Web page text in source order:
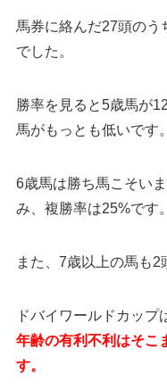
馬券に絡んだ27頭のう
でした。
勝率を見ると5歳馬が
馬がもっとも低いです。
6歳馬は勝ち馬こそい
み、複勝率は25%です。
また、7歳以上の馬も2
ドバイワールドカップ
年齢の有利不利はそこ
す。